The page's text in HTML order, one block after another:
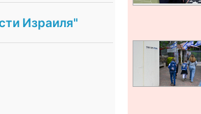
Израиля"